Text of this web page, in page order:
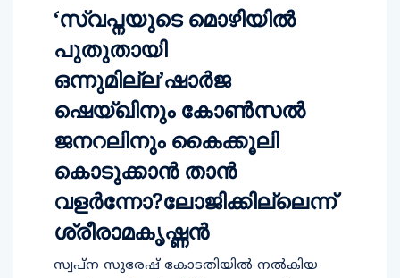
‘സ്വപ്നയുടെ മൊഴിയിൽ
പുതുതായി
ഒന്നുമില്ല’ഷാര്‍ജ
ഷെയ്ഖിനും കോണ്‍സല്‍
ജനറലിനും കൈക്കൂലി
കൊടുക്കാന്‍ താന്‍
വളര്‍ന്നോ?ലോജിക്കില്ലെന്ന്
ശ്രീരാമകൃഷ്ണന്‍
സ്വപ്ന സുരേഷ് കോടതിയിൽ നൽകിയ